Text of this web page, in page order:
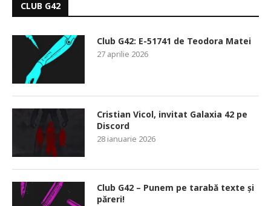
CLUB G42
Club G42: E-51741 de Teodora Matei
27 aprilie 2026
Cristian Vicol, invitat Galaxia 42 pe
Discord
28 ianuarie 2026
Club G42 – Punem pe tarabă texte și
păreri!